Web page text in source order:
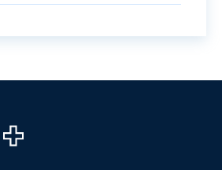
company/swiss-national-
@swissnationalbank